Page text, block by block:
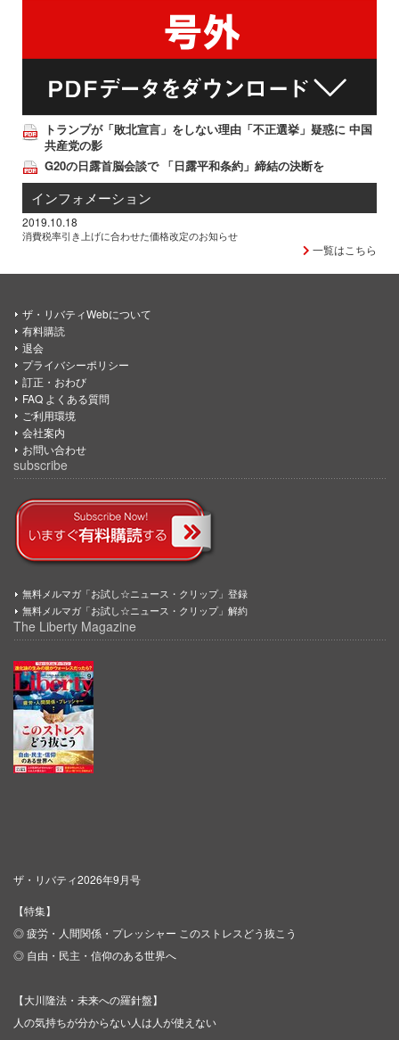
トランプが「敗北宣言」をしない理由「不正選挙」疑惑に 中国
共産党の影
G20の日露首脳会談で 「日露平和条約」締結の決断を
インフォメーション
2019.10.18
消費税率引き上げに合わせた価格改定のお知らせ
一覧はこちら
ザ・リバティWebについて
有料購読
退会
プライバシーポリシー
訂正・おわび
FAQ よくある質問
ご利用環境
会社案内
お問い合わせ
subscribe
無料メルマガ「お試し☆ニュース・クリップ」登録
無料メルマガ「お試し☆ニュース・クリップ」解約
The Liberty Magazine
ザ・リバティ2026年9月号
【特集】
◎ 疲労・人間関係・プレッシャー このストレスどう抜こう
◎ 自由・民主・信仰のある世界へ
【大川隆法・未来への羅針盤】
人の気持ちが分からない人は人が使えない